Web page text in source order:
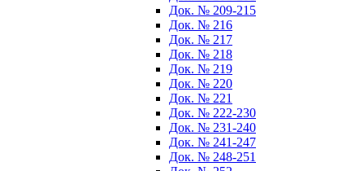
Док. № 209-215
Док. № 216
Док. № 217
Док. № 218
Док. № 219
Док. № 220
Док. № 221
Док. № 222-230
Док. № 231-240
Док. № 241-247
Док. № 248-251